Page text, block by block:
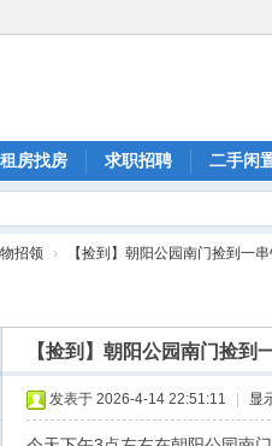
租房找房 求职招聘 二手闲
招领 › 【捡到】朝阳公园南门捡到一
【捡到】朝阳公园南门捡到
发表于 2026-4-14 22:51:11 显